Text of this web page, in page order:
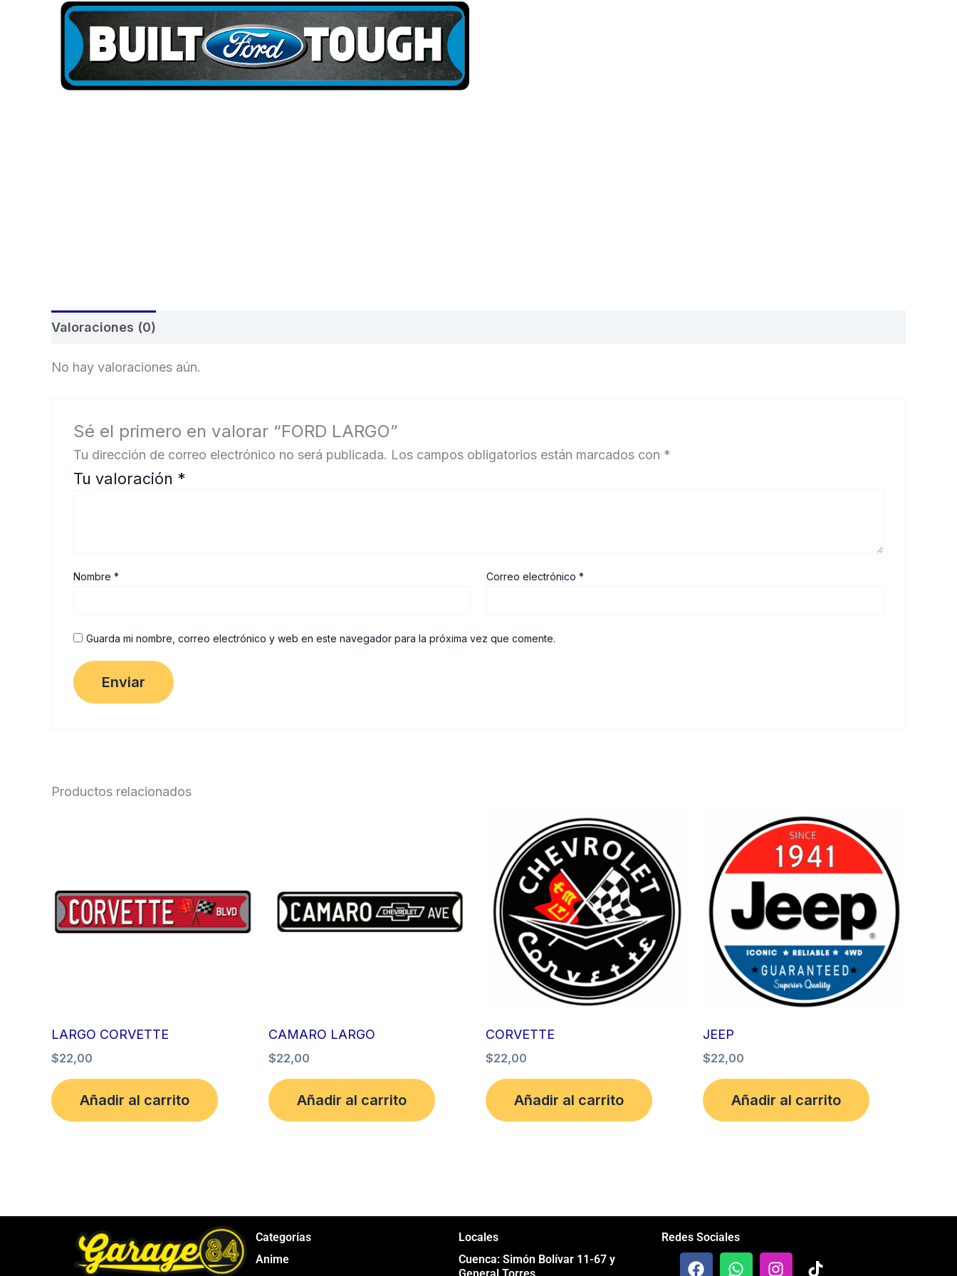
Valoraciones (0)
No hay valoraciones aún.
Sé el primero en valorar “FORD LARGO”
Tu dirección de correo electrónico no será publicada. Los campos obligatorios están marcados con *
Tu valoración *
Nombre* Correo electrónico*
Guarda mi nombre, correo electrónico y web en este navegador para la próxima vez que comente.
Productos relacionados
LARGO CORVETTE
$22,00
Añadir al carrito
CAMARO LARGO
$22,00
Añadir al carrito
CORVETTE
$22,00
Añadir al carrito
JEEP
$22,00
Añadir al carrito
Categorías
Anime
Locales
Cuenca: Simón Bolívar 11-67 y
Redes Sociales
F
W
I
T